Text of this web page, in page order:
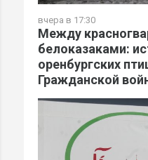
вчера в 17:30
Между
белоказаками:
оренбургских
Гражданской